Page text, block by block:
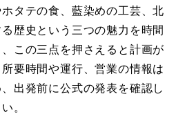
タテの食、藍染めの工芸、北
歴史という三つの魅力を時間
この三点を押さえると計画が
要時間や運行、営業の情報は
出発前に公式の発表を確認し
。